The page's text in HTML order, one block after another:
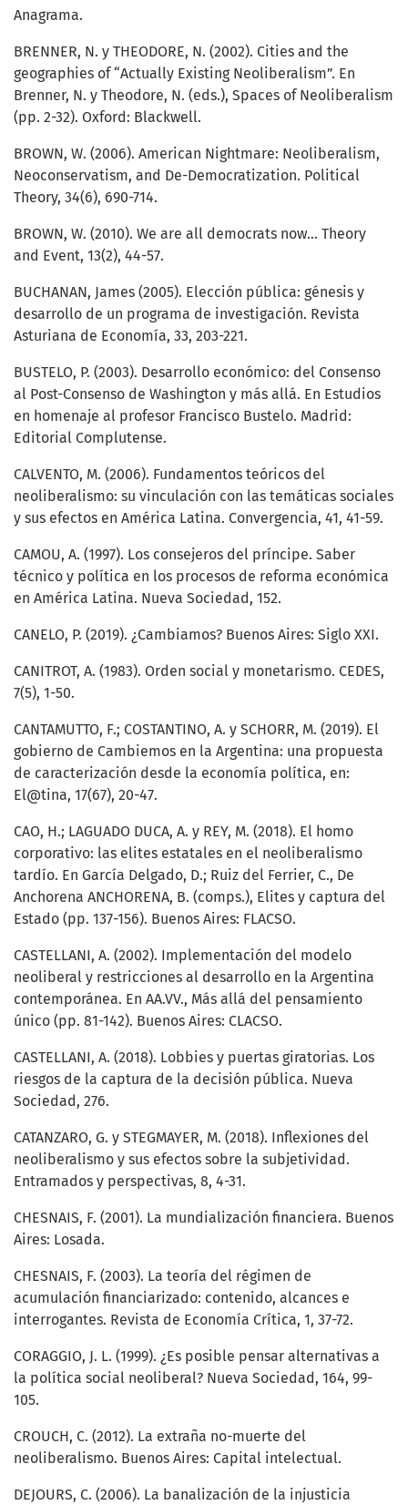
Anagrama.
BRENNER, N. y THEODORE, N. (2002). Cities and the
geographies of “Actually Existing Neoliberalism”. En
Brenner, N. y Theodore, N. (eds.), Spaces of Neoliberalism
(pp. 2-32). Oxford: Blackwell.
BROWN, W. (2006). American Nightmare: Neoliberalism,
Neoconservatism, and De-Democratization. Political
Theory, 34(6), 690-714.
BROWN, W. (2010). We are all democrats now… Theory
and Event, 13(2), 44-57.
BUCHANAN, James (2005). Elección pública: génesis y
desarrollo de un programa de investigación. Revista
Asturiana de Economía, 33, 203-221.
BUSTELO, P. (2003). Desarrollo económico: del Consenso
al Post-Consenso de Washington y más allá. En Estudios
en homenaje al profesor Francisco Bustelo. Madrid:
Editorial Complutense.
CALVENTO, M. (2006). Fundamentos teóricos del
neoliberalismo: su vinculación con las temáticas sociales
y sus efectos en América Latina. Convergencia, 41, 41-59.
CAMOU, A. (1997). Los consejeros del príncipe. Saber
técnico y política en los procesos de reforma económica
en América Latina. Nueva Sociedad, 152.
CANELO, P. (2019). ¿Cambiamos? Buenos Aires: Siglo XXI.
CANITROT, A. (1983). Orden social y monetarismo. CEDES,
7(5), 1-50.
CANTAMUTTO, F.; COSTANTINO, A. y SCHORR, M. (2019). El
gobierno de Cambiemos en la Argentina: una propuesta
de caracterización desde la economía política, en:
El@tina, 17(67), 20-47.
CAO, H.; LAGUADO DUCA, A. y REY, M. (2018). El homo
corporativo: las elites estatales en el neoliberalismo
tardío. En García Delgado, D.; Ruiz del Ferrier, C., De
Anchorena ANCHORENA, B. (comps.), Elites y captura del
Estado (pp. 137-156). Buenos Aires: FLACSO.
CASTELLANI, A. (2002). Implementación del modelo
neoliberal y restricciones al desarrollo en la Argentina
contemporánea. En AA.VV., Más allá del pensamiento
único (pp. 81-142). Buenos Aires: CLACSO.
CASTELLANI, A. (2018). Lobbies y puertas giratorias. Los
riesgos de la captura de la decisión pública. Nueva
Sociedad, 276.
CATANZARO, G. y STEGMAYER, M. (2018). Inflexiones del
neoliberalismo y sus efectos sobre la subjetividad.
Entramados y perspectivas, 8, 4-31.
CHESNAIS, F. (2001). La mundialización financiera. Buenos
Aires: Losada.
CHESNAIS, F. (2003). La teoría del régimen de
acumulación financiarizado: contenido, alcances e
interrogantes. Revista de Economía Crítica, 1, 37-72.
CORAGGIO, J. L. (1999). ¿Es posible pensar alternativas a
la política social neoliberal? Nueva Sociedad, 164, 99-
105.
CROUCH, C. (2012). La extraña no-muerte del
neoliberalismo. Buenos Aires: Capital intelectual.
DEJOURS, C. (2006). La banalización de la injusticia